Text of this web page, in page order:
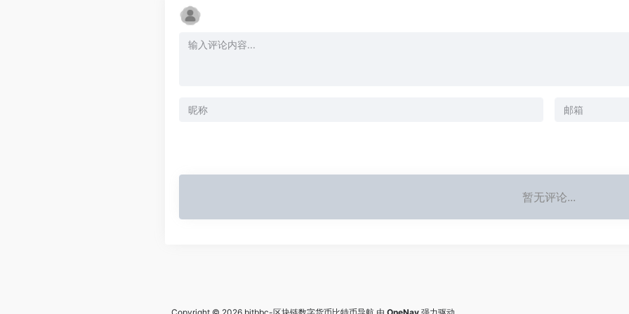
暂无评论...